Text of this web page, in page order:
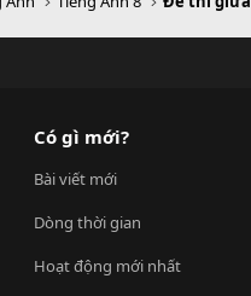
Có gì mới?
Bài viết mới
Dòng thời gian
Hoạt động mới nhất